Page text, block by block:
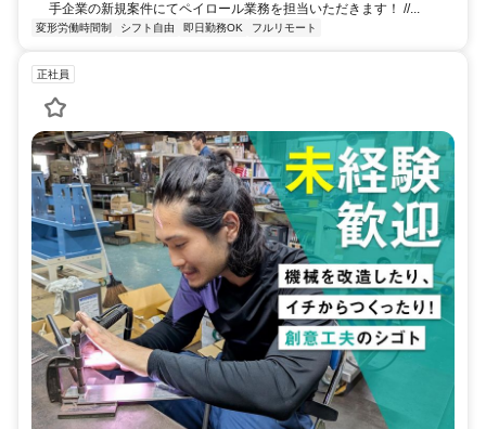
手企業の新規案件にてペイロール業務を担当いただきます！ //...
変形労働時間制 シフト自由 即日勤務OK フルリモート
正社員